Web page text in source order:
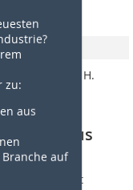
zu:
aus
auf
nat. Mathias H.
aus
und Standort